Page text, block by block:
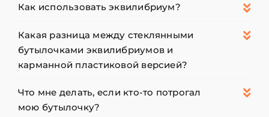
Как использовать эквилибриум?
Какая разница между стеклянными
бутылочками эквилибриумов и
карманной пластиковой версией?
Что мне делать, если кто-то потрогал
мою бутылочку?